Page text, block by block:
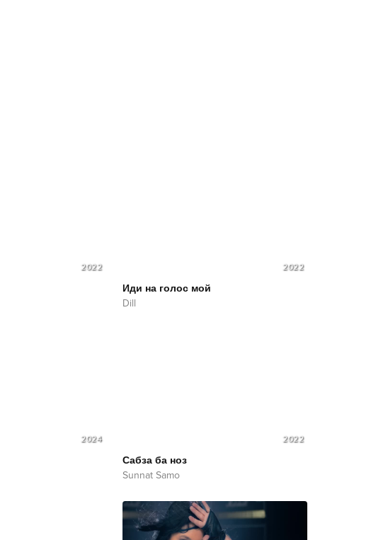
2022 2022
Иди на голос мой
Dill
2024 2022
Сaбза ба ноз
Sunnat Samo